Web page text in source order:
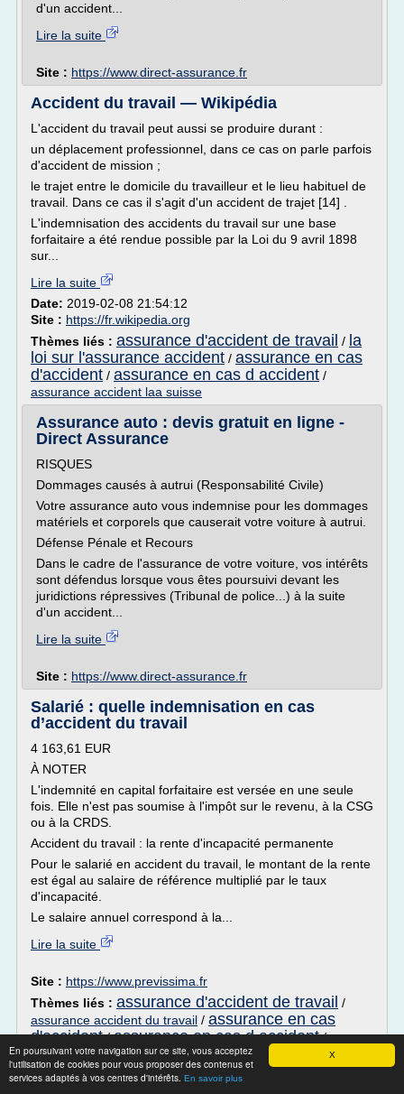
X
En poursuivant votre navigation sur ce site, vous acceptez
l'utilisation de cookies pour vous proposer des contenus et
services adaptés à vos centres d'intérêts. En savoir plus
d'un accident...
Lire la suite
Site : https://www.direct-assurance.fr
Accident du travail — Wikipédia
L'accident du travail peut aussi se produire durant :
un déplacement professionnel, dans ce cas on parle parfois
d'accident de mission ;
le trajet entre le domicile du travailleur et le lieu habituel de
travail. Dans ce cas il s'agit d'un accident de trajet [14] .
L'indemnisation des accidents du travail sur une base
forfaitaire a été rendue possible par la Loi du 9 avril 1898
sur...
Lire la suite
Date: 2019-02-08 21:54:12
Site : https://fr.wikipedia.org
Thèmes liés : assurance d'accident de travail / la
loi sur l'assurance accident / assurance en cas
d'accident / assurance en cas d accident /
assurance accident laa suisse
Assurance auto : devis gratuit en ligne -
Direct Assurance
RISQUES
Dommages causés à autrui (Responsabilité Civile)
Votre assurance auto vous indemnise pour les dommages
matériels et corporels que causerait votre voiture à autrui.
Défense Pénale et Recours
Dans le cadre de l'assurance de votre voiture, vos intérêts
sont défendus lorsque vous êtes poursuivi devant les
juridictions répressives (Tribunal de police...) à la suite
d'un accident...
Lire la suite
Site : https://www.direct-assurance.fr
Salarié : quelle indemnisation en cas
d’accident du travail
4 163,61 EUR
À NOTER
L'indemnité en capital forfaitaire est versée en une seule
fois. Elle n'est pas soumise à l'impôt sur le revenu, à la CSG
ou à la CRDS.
Accident du travail : la rente d'incapacité permanente
Pour le salarié en accident du travail, le montant de la rente
est égal au salaire de référence multiplié par le taux
d'incapacité.
Le salaire annuel correspond à la...
Lire la suite
Site : https://www.previssima.fr
Thèmes liés : assurance d'accident de travail /
assurance accident du travail / assurance en cas
d'accident/assurance en cas d accident/
assurance accident complementaire laa
Devis assurance auto pas cher : résiliée et